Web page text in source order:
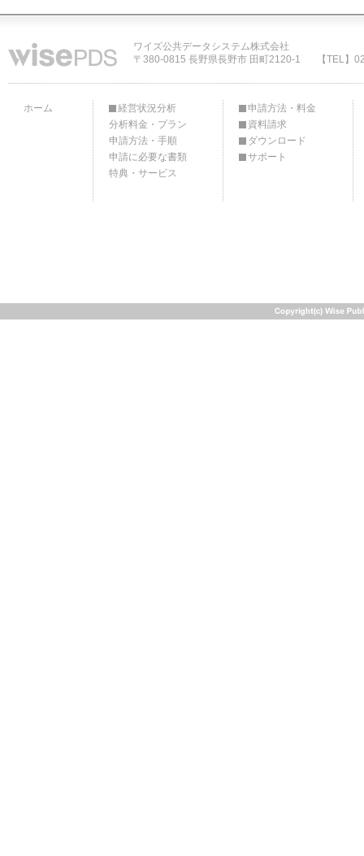
ワイズ公共データシステム株式会社
〒380-0815 長野県長野市 田町2120-1
【TEL】
ホーム
経営状況分析
分析料金・プラン
申請方法・手順
申請に必要な書類
特典・サービス
申請方法・料金
資料請求
ダウンロード
サポート